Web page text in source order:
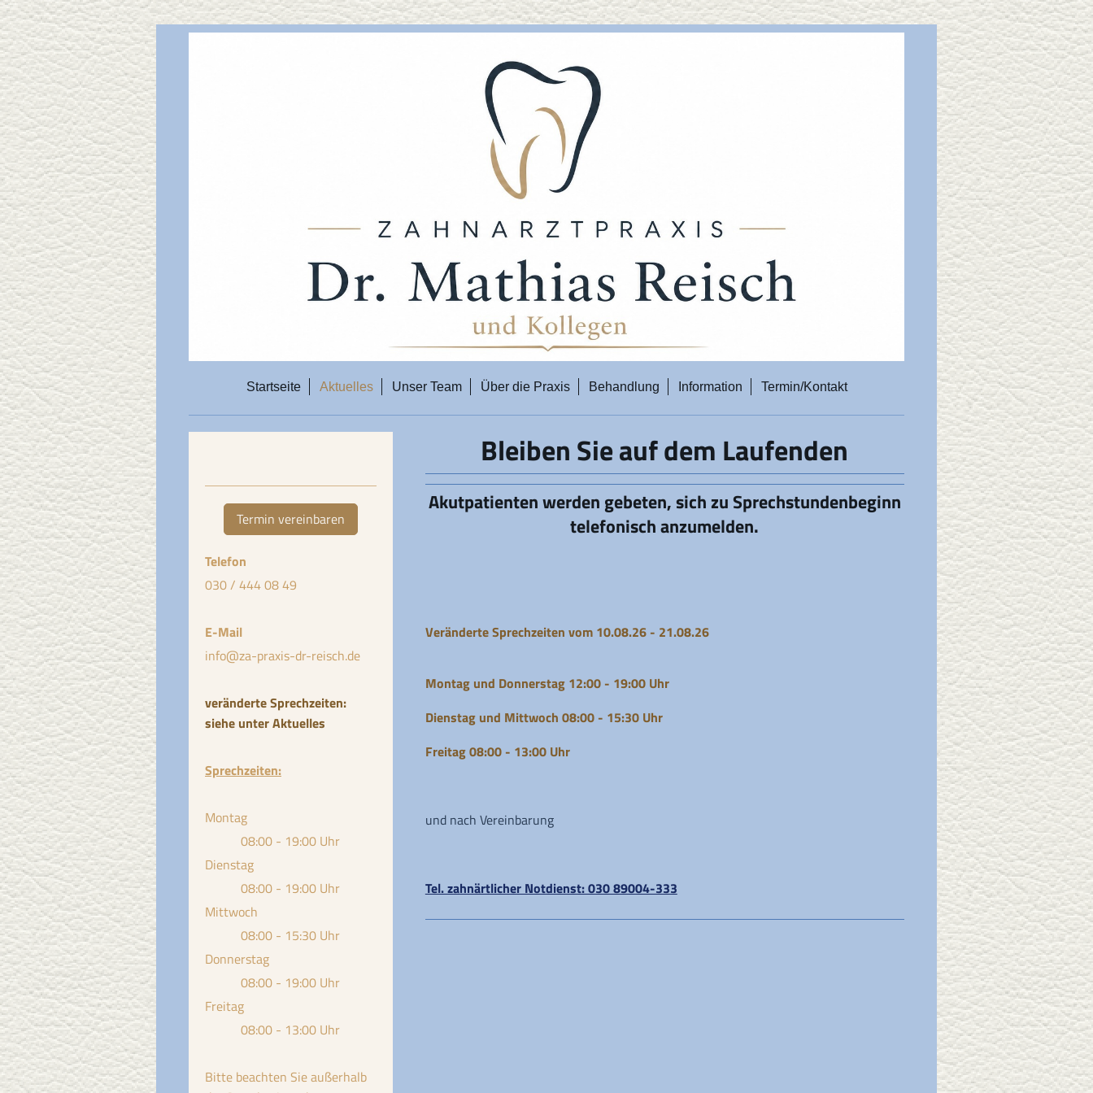
Startseite Aktuelles Unser Team Über die Praxis Behandlung Information Termin/Kontakt
Bleiben Sie auf dem Laufenden
Akutpatienten werden gebeten, sich zu Sprechstundenbeginn
telefonisch anzumelden.
Veränderte Sprechzeiten vom 10.08.26 - 21.08.26
Montag und Donnerstag 12:00 - 19:00 Uhr
Dienstag und Mittwoch 08:00 - 15:30 Uhr
Freitag 08:00 - 13:00 Uhr
und nach Vereinbarung
Tel. zahnärtlicher Notdienst: 030 89004-333
Termin vereinbaren
Telefon
030 / 444 08 49
E-Mail
info@za-praxis-dr-reisch.de
veränderte Sprechzeiten:
siehe unter Aktuelles
Sprechzeiten:
Montag
08:00 - 19:00 Uhr
Dienstag
08:00 - 19:00 Uhr
Mittwoch
08:00 - 15:30 Uhr
Donnerstag
08:00 - 19:00 Uhr
Freitag
08:00 - 13:00 Uhr
Bitte beachten Sie außerhalb